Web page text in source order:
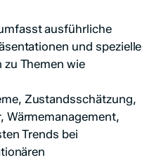
ausführliche
und spezielle
Themen wie
Zustandsschätzung,
Wärmemanagement,
Trends bei